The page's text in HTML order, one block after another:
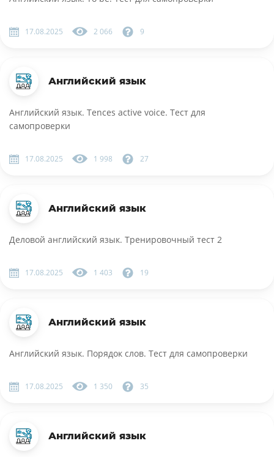
17.08.2025 2 066 9
Английский язык
Английский язык. Tences active voice. Тест для
самопроверки
17.08.2025 1 998 27
Английский язык
Деловой английский язык. Тренировочный тест 2
17.08.2025 1 403 19
Английский язык
Английский язык. Порядок слов. Тест для самопроверки
17.08.2025 1 350 35
Английский язык